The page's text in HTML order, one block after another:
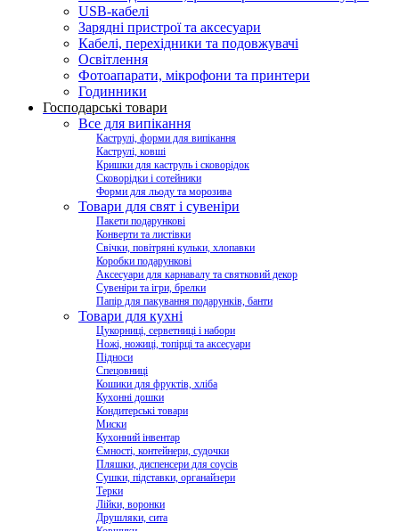
USB-кабелі
Зарядні пристрої та аксесуари
Кабелі, перехідники та подовжувачі
Освітлення
Фотоапарати, мікрофони та принтери
Годинники
Господарські товари
Все для випікання
Каструлі, форми для випікання
Каструлі, ковші
Кришки для каструль і сковорідок
Сковорідки і сотейники
Форми для льоду та морозива
Товари для свят і сувеніри
Пакети подарункові
Конверти та листівки
Свічки, повітряні кульки, хлопавки
Коробки подарункові
Аксесуари для карнавалу та святковий декор
Сувеніри та ігри, брелки
Папір для пакування подарунків, банти
Товари для кухні
Цукорниці, серветниці і набори
Ножі, ножиці, топірці та аксесуари
Підноси
Спецовниці
Кошики для фруктів, хліба
Кухонні дошки
Кондитерські товари
Миски
Кухонний інвентар
Ємності, контейнери, судочки
Пляшки, диспенсери для соусів
Сушки, підставки, органайзери
Терки
Лійки, воронки
Друшляки, сита